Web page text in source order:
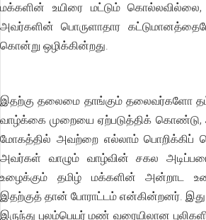
மக்களின் உயிரை மட்டும்
அவர்களின் பொருளாதார
கொன்று ஒழிக்கின்றது.
இதற்கு தலைமை தாங்கும் தலைவர்களோ
வாழ்க்கை முறையை ஏற்படுத்திக் கொண்டு,
மோகத்தில் அவற்றை எல்லாம் பொறிக்கிப்
அவர்கள் வாழும் வாழ்வின் சகல
உழைக்கும் தமிழ் மக்களின் அன்றாட
இதற்குத் தான் போராட்டம் என்கின்றனர்.
இருந்து புலம்பெயர் மண் வரையிலான